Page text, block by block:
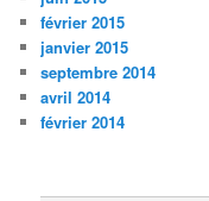
février 2015
janvier 2015
septembre 2014
avril 2014
février 2014